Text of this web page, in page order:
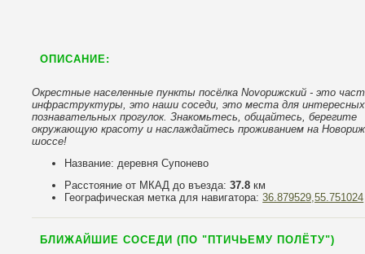
ОПИСАНИЕ:
Окрестные населенные пункты посёлка Novoрижский - это
инфраструктуры, это наши соседи, это места для
познавательных прогулок. Знакомьтесь, общайтесь, берегите
окружающую красоту и наслаждайтесь проживанием на
шоссе!
Название: деревня Супонево
Расстояние от МКАД до въезда:37.8 км
Географическая метка для навигатора:36.879529,55.751024
БЛИЖАЙШИЕ СОСЕДИ (ПО "ПТИЧЬЕМУ ПОЛЁТУ")